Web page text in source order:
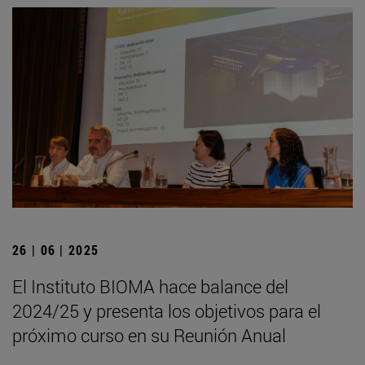
26 | 06 | 2025
El Instituto BIOMA hace balance del
2024/25 y presenta los objetivos para el
próximo curso en su Reunión Anual